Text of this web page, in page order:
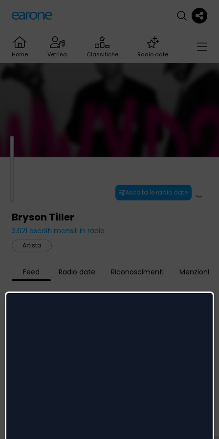
Home Vetrina Classifiche Radio date
Ascolta le radio date
Bryson Tiller
3.621 ascolti mensili in radio
Artista
Feed Radio date Riconoscimenti Menzioni